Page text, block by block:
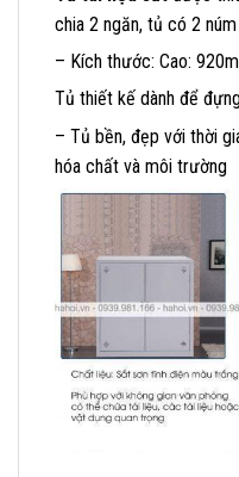
chia 2 ngăn, tủ có 2
– Kích thước: Cao:
Tủ thiết kế dành để
– Tủ bền, đẹp với thời
hóa chất và môi trường